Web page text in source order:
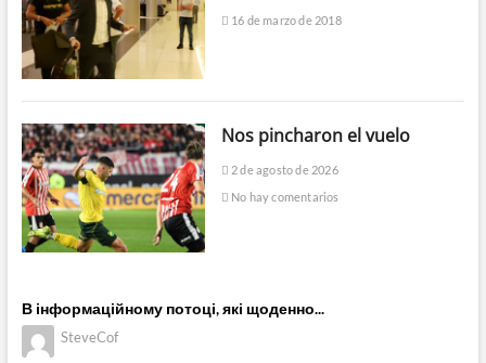
16 de marzo de 2018
Nos pincharon el vuelo
2 de agosto de 2026
No hay comentarios
В інформаційному потоці, які щоденно...
SteveCof